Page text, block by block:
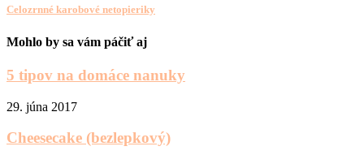
Celozrnné karobové netopieriky
Mohlo by sa vám páčiť aj
5 tipov na domáce nanuky
29. júna 2017
Cheesecake (bezlepkový)